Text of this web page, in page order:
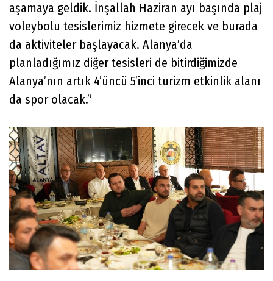
aşamaya geldik. İnşallah Haziran ayı başında plaj
voleybolu tesislerimiz hizmete girecek ve burada
da aktiviteler başlayacak. Alanya’da
planladığımız diğer tesisleri de bitirdiğimizde
Alanya’nın artık 4’üncü 5’inci turizm etkinlik alanı
da spor olacak.”